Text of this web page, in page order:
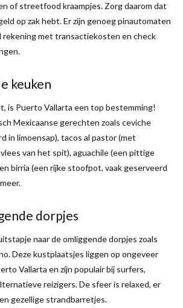
of streetfood kraampjes. Zorg daarom dat
op zak hebt. Er zijn genoeg pinautomaten
rekening met transactiekosten en check
keuken
is Puerto Vallarta een top bestemming!
Mexicaanse gerechten zoals ceviche
in limoensap), tacos al pastor (met
van het spit), aguachile (een pittige
birria (een rijke stoofpot, vaak geserveerd
dorpjes
naar de omliggende dorpjes zoals
Deze kustplaatsjes liggen op ongeveer
Vallarta en zijn populair bij surfers,
reizigers. De sfeer is relaxed, er
gezellige strandbarretjes.